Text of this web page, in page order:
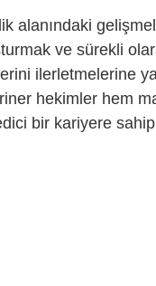
alanındaki
ve sürekli
ilerletmelerine
hekimler hem
bir kariyere